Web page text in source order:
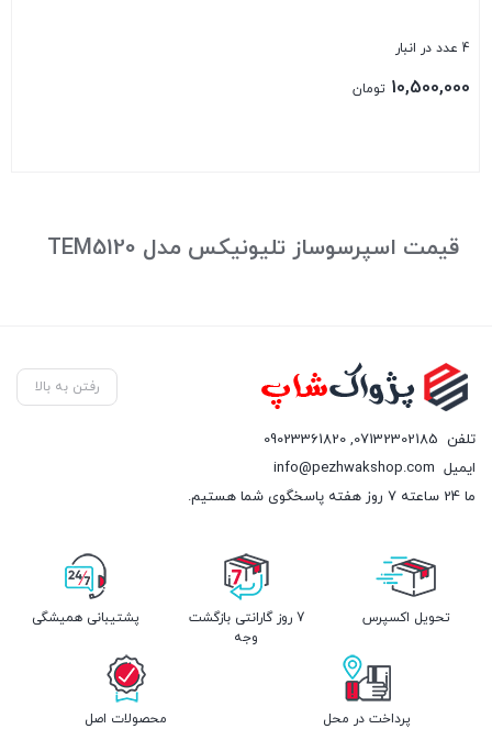
4 عدد در انبار
10,500,000 تومان
قیمت اسپرسوساز تلیونیکس مدل TEM5120
رفتن به بالا
تلفن 07132302185
,
09023361820
ایمیل info@pezhwakshop.com
ما 24 ساعته 7 روز هفته پاسخگوی شما هستیم.
تحویل اکسپرس
7 روز گارانتی بازگشت
وجه
پشتیبانی همیشگی
پرداخت در محل محصولات اصل